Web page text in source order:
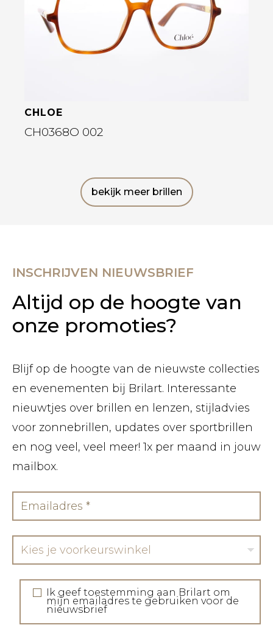
CHLOE
CH0368O 002
bekijk meer brillen
INSCHRIJVEN NIEUWSBRIEF
Altijd op de hoogte van
onze promoties?
Blijf op de hoogte van de nieuwste collecties
en evenementen bij Brilart. Interessante
nieuwtjes over brillen en lenzen, stijladvies
voor zonnebrillen, updates over sportbrillen
en nog veel, veel meer! 1x per maand in jouw
mailbox.
Kies je voorkeurswinkel
Ik geef toestemming aan Brilart om
mijn emailadres te gebruiken voor de
nieuwsbrief